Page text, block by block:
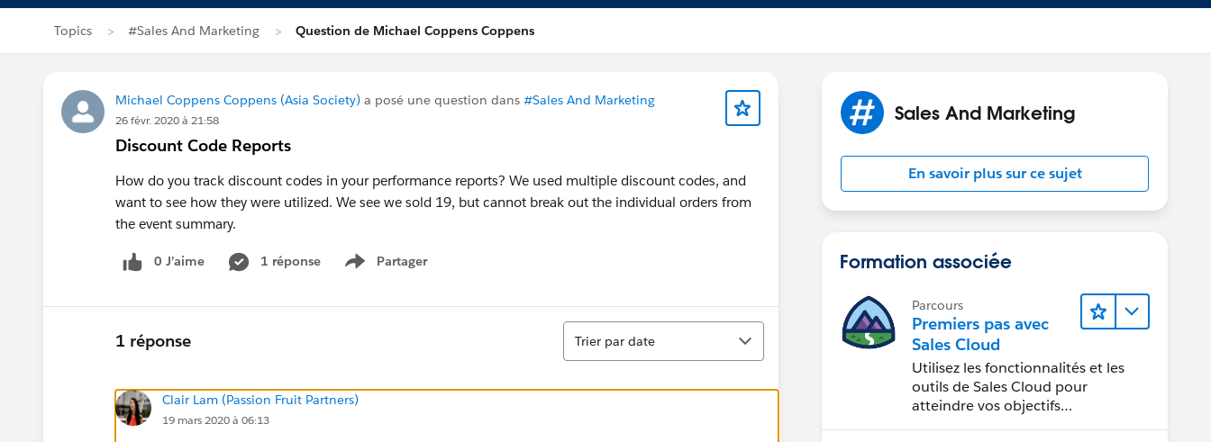
Topics #Sales And Marketing Question de Michael Coppens Coppens
Michael Coppens Coppens (Asia Society) a posé une question dans #Sales And Marketing
26 févr. 2020 à 21:58
Discount Code Reports
How do you track discount codes in your performance reports? We used multiple discount codes, and
want to see how they were utilized. We see we sold 19, but cannot break out the individual orders from
the event summary.
0 J’aime 1 réponse Partager
Show menu
1 réponse
Tri
Trier par date
Clair Lam (Passion Fruit Partners)
19 mars 2020 à 06:13
Sales And Marketing
En savoir plus sur ce sujet
Formation associée
Parcours
Premiers pas avec
Sales Cloud
Utilisez les fonctionnalités et les
outils de Sales Cloud pour
atteindre vos objectifs